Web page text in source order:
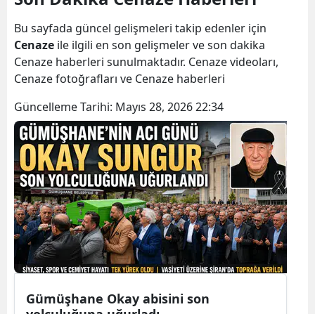
Bingöl
Bitlis
Bolu
Burdur
Bursa
Çanakkale
Çankırı
Çorum
Denizli
Diyarbakır
Bu sayfada güncel gelişmeleri takip edenler için
Cenaze ile ilgili en son gelişmeler ve son dakika
Cenaze haberleri sunulmaktadır. Cenaze videoları,
Cenaze fotoğrafları ve Cenaze haberleri
Güncelleme Tarihi: Mayıs 28, 2026 22:34
Gümüşhane Okay abisini son